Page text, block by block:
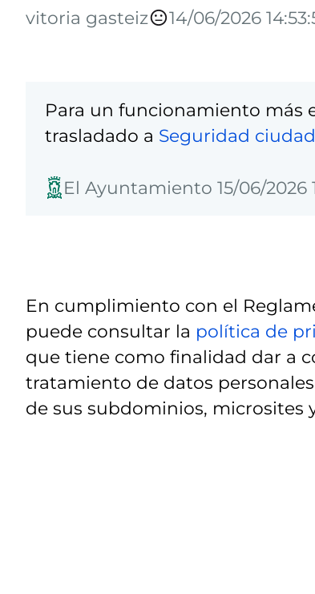
vitoria gasteiz 14/06/2026
Para un funcionamiento más
trasladado a Seguridad
El Ayuntamiento 15/06/2026
En cumplimiento con el
puede consultar la política de
que tiene como finalidad dar a
tratamiento de datos
de sus subdominios, microsites